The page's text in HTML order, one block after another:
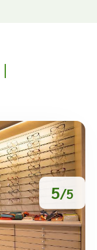
5/5